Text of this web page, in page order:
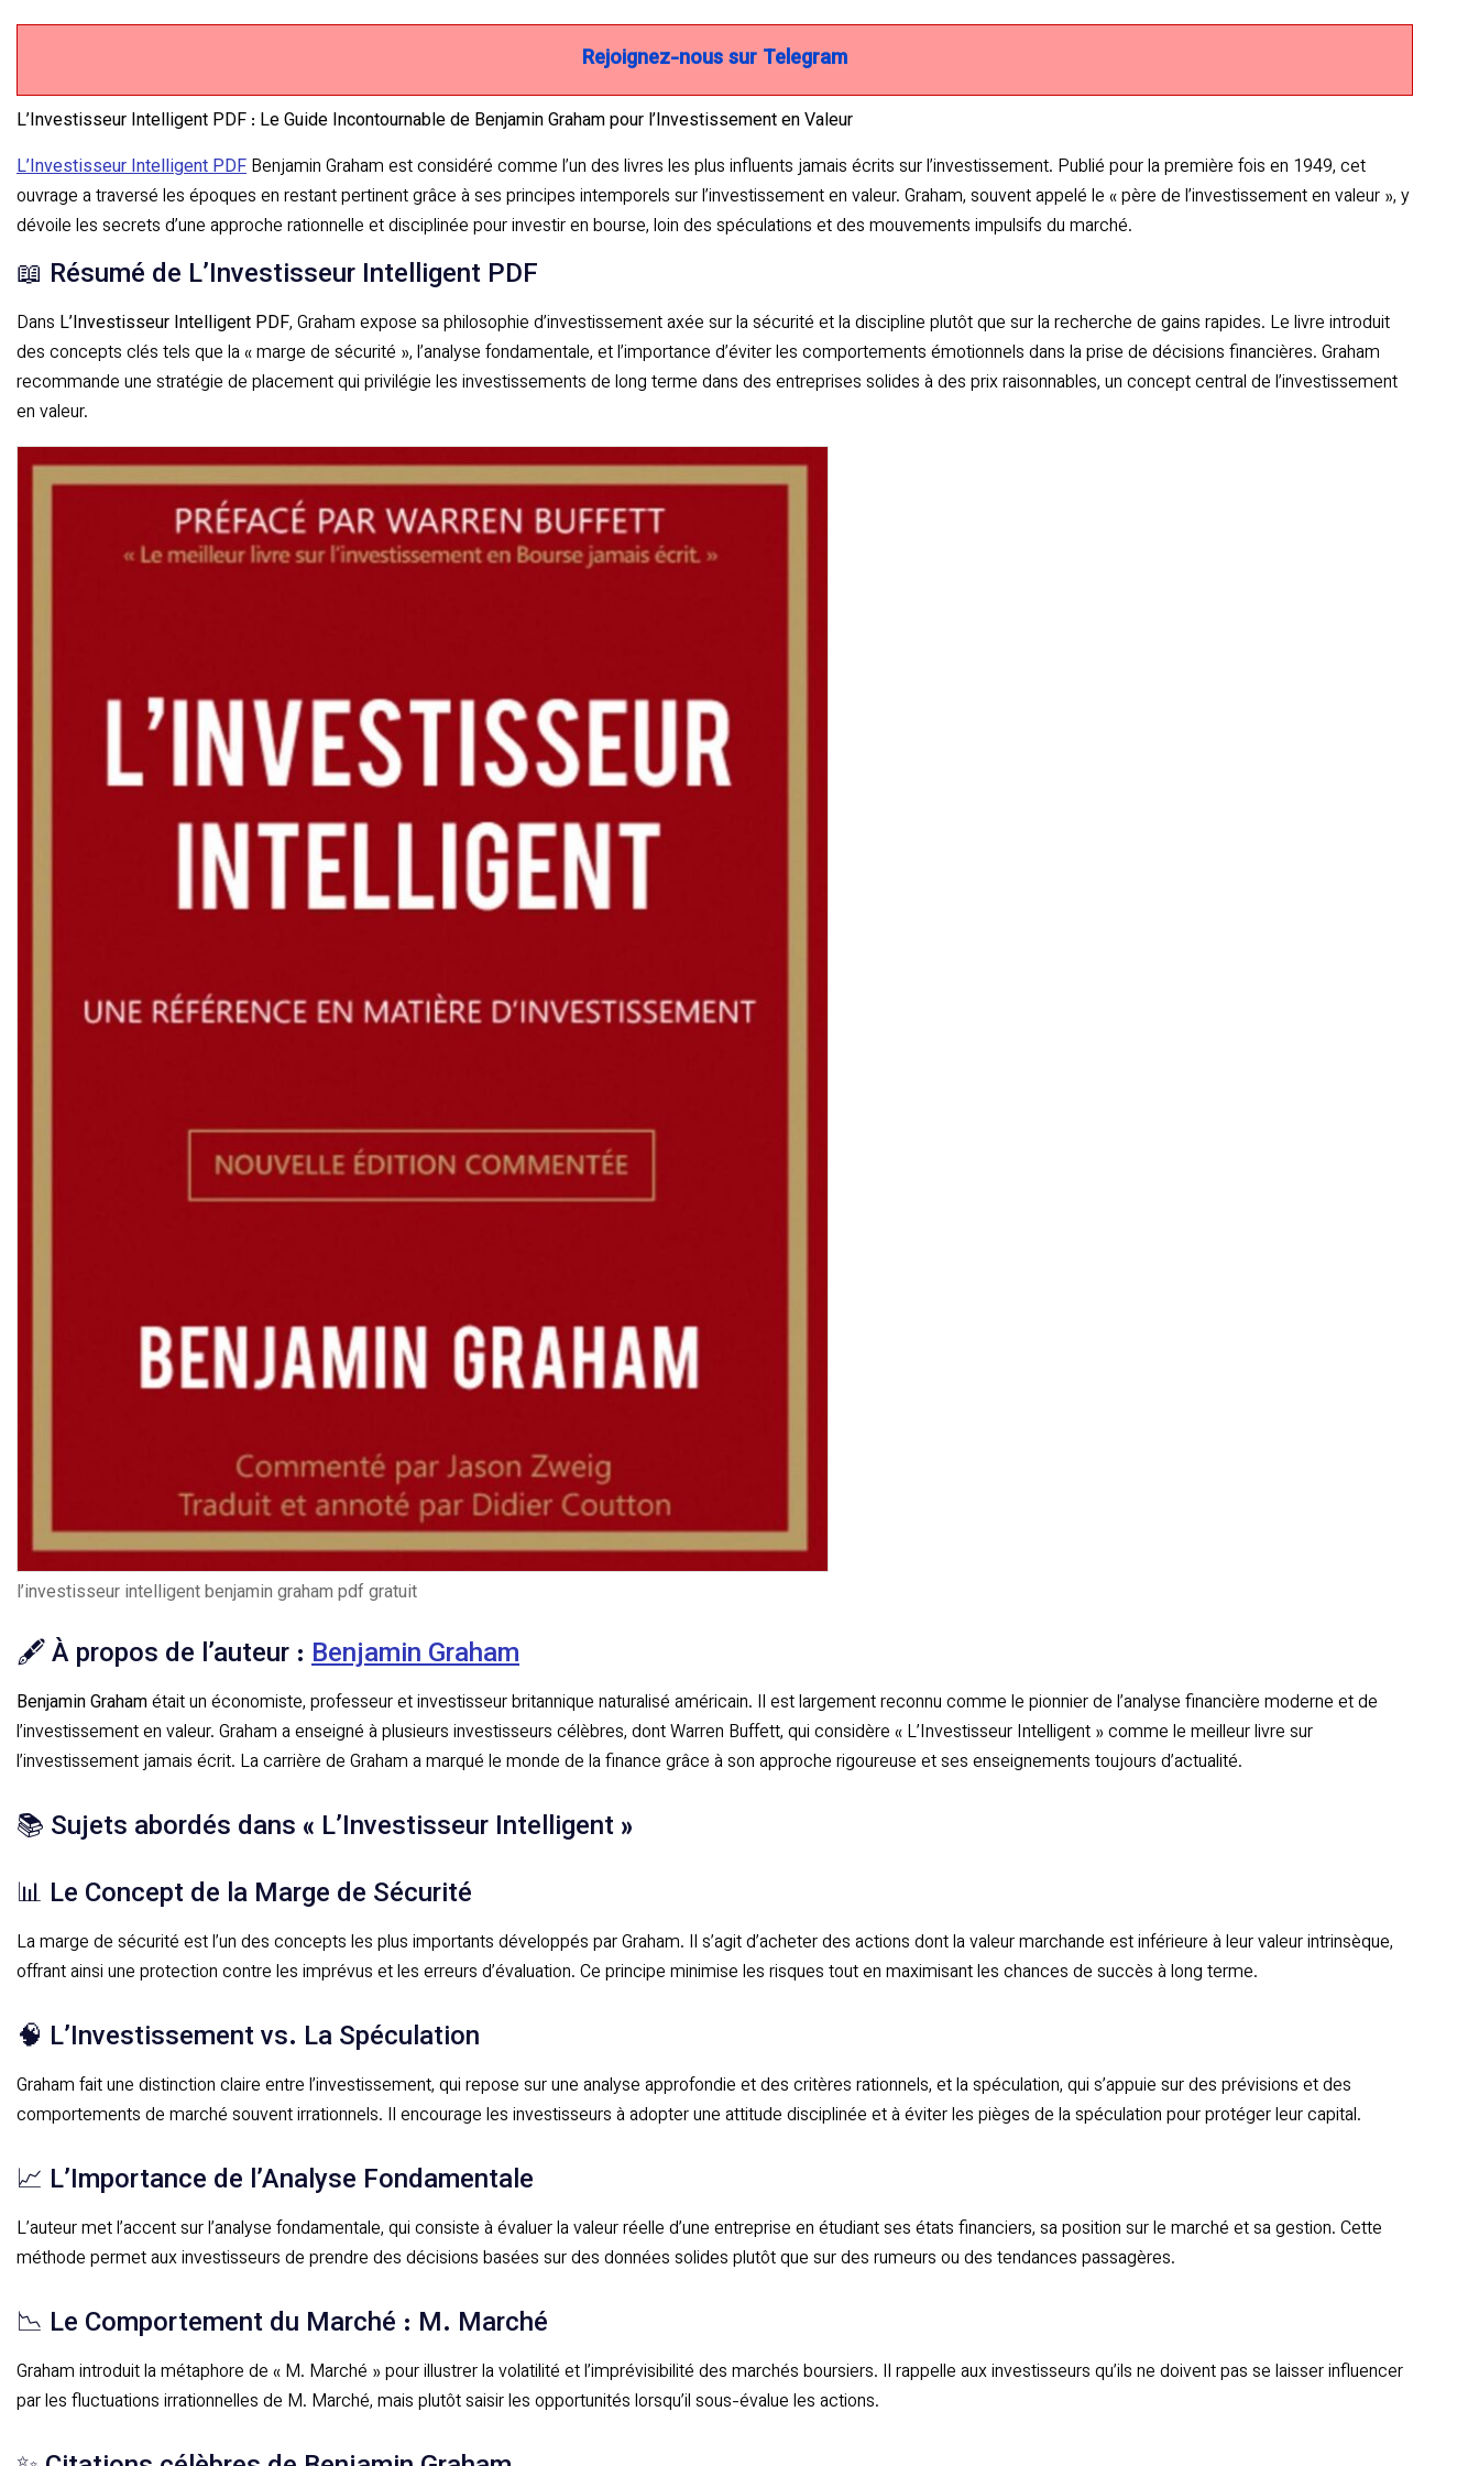
Rejoignez-nous sur Telegram
L’Investisseur Intelligent PDF : Le Guide Incontournable de Benjamin Graham pour l’Investissement en Valeur
L’Investisseur Intelligent PDF Benjamin Graham est considéré comme l’un des livres les plus influents jamais écrits sur l’investissement. Publié pour la première fois en 1949, cet
ouvrage a traversé les époques en restant pertinent grâce à ses principes intemporels sur l’investissement en valeur. Graham, souvent appelé le « père de l’investissement en valeur », y
dévoile les secrets d’une approche rationnelle et disciplinée pour investir en bourse, loin des spéculations et des mouvements impulsifs du marché.
📖 Résumé de L’Investisseur Intelligent PDF
Dans L’Investisseur Intelligent PDF, Graham expose sa philosophie d’investissement axée sur la sécurité et la discipline plutôt que sur la recherche de gains rapides. Le livre introduit
des concepts clés tels que la « marge de sécurité », l’analyse fondamentale, et l’importance d’éviter les comportements émotionnels dans la prise de décisions financières. Graham
recommande une stratégie de placement qui privilégie les investissements de long terme dans des entreprises solides à des prix raisonnables, un concept central de l’investissement
en valeur.
l’investisseur intelligent benjamin graham pdf gratuit
🖋️ À propos de l’auteur : Benjamin Graham
Benjamin Grahamétait un économiste, professeur et investisseur britannique naturalisé américain. Il est largement reconnu comme le pionnier de l’analyse financière moderne et de
l’investissement en valeur. Graham a enseigné à plusieurs investisseurs célèbres, dont Warren Buffett, qui considère « L’Investisseur Intelligent » comme le meilleur livre sur
l’investissement jamais écrit. La carrière de Graham a marqué le monde de la finance grâce à son approche rigoureuse et ses enseignements toujours d’actualité.
📚 Sujets abordés dans « L’Investisseur Intelligent »
📊 Le Concept de la Marge de Sécurité
La marge de sécurité est l’un des concepts les plus importants développés par Graham. Il s’agit d’acheter des actions dont la valeur marchande est inférieure à leur valeur intrinsèque,
offrant ainsi une protection contre les imprévus et les erreurs d’évaluation. Ce principe minimise les risques tout en maximisant les chances de succès à long terme.
🧠 L’Investissement vs. La Spéculation
Graham fait une distinction claire entre l’investissement, qui repose sur une analyse approfondie et des critères rationnels, et la spéculation, qui s’appuie sur des prévisions et des
comportements de marché souvent irrationnels. Il encourage les investisseurs à adopter une attitude disciplinée et à éviter les pièges de la spéculation pour protéger leur capital.
📈 L’Importance de l’Analyse Fondamentale
L’auteur met l’accent sur l’analyse fondamentale, qui consiste à évaluer la valeur réelle d’une entreprise en étudiant ses états financiers, sa position sur le marché et sa gestion. Cette
méthode permet aux investisseurs de prendre des décisions basées sur des données solides plutôt que sur des rumeurs ou des tendances passagères.
📉 Le Comportement du Marché : M. Marché
Graham introduit la métaphore de « M. Marché » pour illustrer la volatilité et l’imprévisibilité des marchés boursiers. Il rappelle aux investisseurs qu’ils ne doivent pas se laisser influencer
par les fluctuations irrationnelles de M. Marché, mais plutôt saisir les opportunités lorsqu’il sous-évalue les actions.